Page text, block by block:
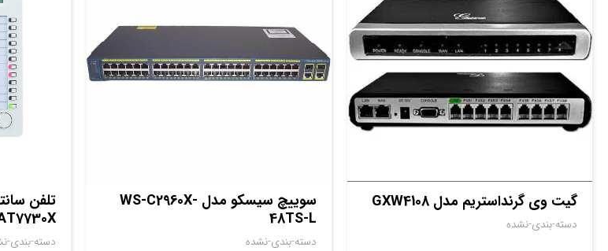
گیت وی گرنداستریم مدل GXW4108
دسته-بندی-نشده
سوييچ سيسکو مدل WS-C2960X-
48TS-L
دسته-بندی-نشده دسته-بندی-